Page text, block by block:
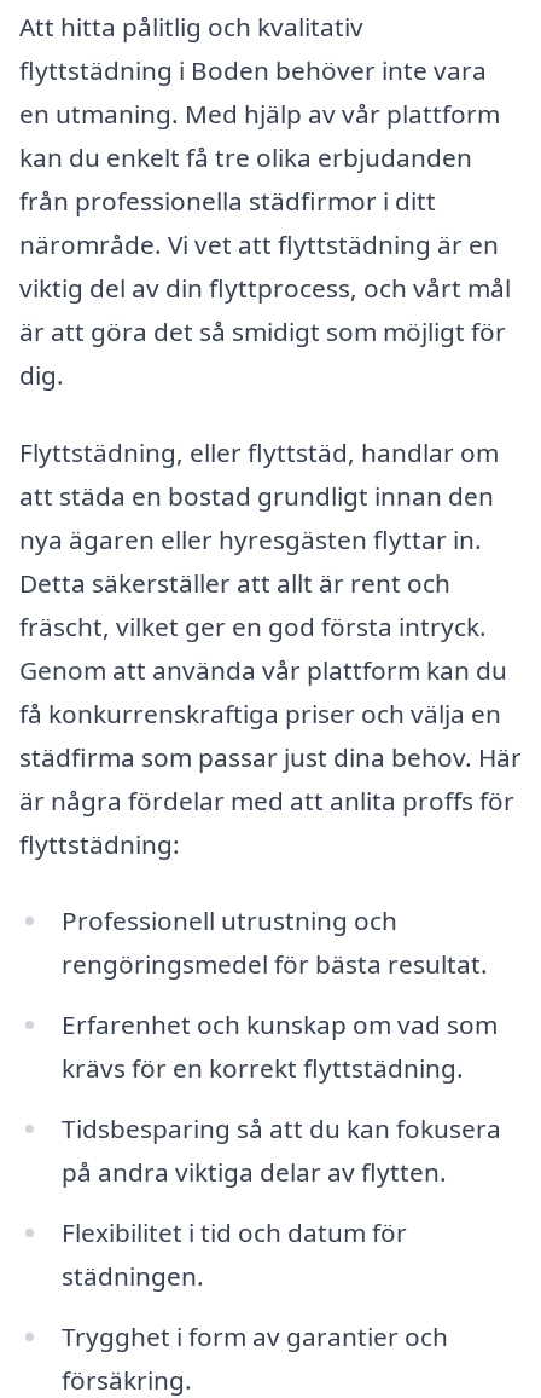
Att hitta pålitlig och kvalitativ
flyttstädning i Boden behöver inte vara
en utmaning. Med hjälp av vår plattform
kan du enkelt få tre olika erbjudanden
från professionella städfirmor i ditt
närområde. Vi vet att flyttstädning är en
viktig del av din flyttprocess, och vårt mål
är att göra det så smidigt som möjligt för
dig.
Flyttstädning, eller flyttstäd, handlar om
att städa en bostad grundligt innan den
nya ägaren eller hyresgästen flyttar in.
Detta säkerställer att allt är rent och
fräscht, vilket ger en god första intryck.
Genom att använda vår plattform kan du
få konkurrenskraftiga priser och välja en
städfirma som passar just dina behov. Här
är några fördelar med att anlita proffs för
flyttstädning:
Professionell utrustning och
rengöringsmedel för bästa resultat.
Erfarenhet och kunskap om vad som
krävs för en korrekt flyttstädning.
Tidsbesparing så att du kan fokusera
på andra viktiga delar av flytten.
Flexibilitet i tid och datum för
städningen.
Trygghet i form av garantier och
försäkring.